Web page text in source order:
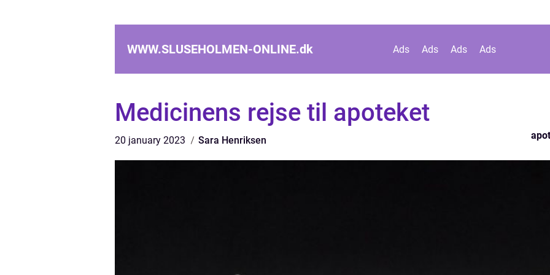
WWW.SLUSEHOLMEN-ONLINE.dk Ads Ads Ads Ads
Medicinens rejse til apoteket
20 january 2023 Sara Henriksen